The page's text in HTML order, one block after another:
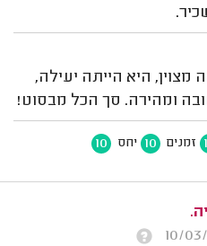
מצוין, היא הייתה יעילה,
ומהירה. סך הכל מבסוט!
זמנים 10 יחס 10